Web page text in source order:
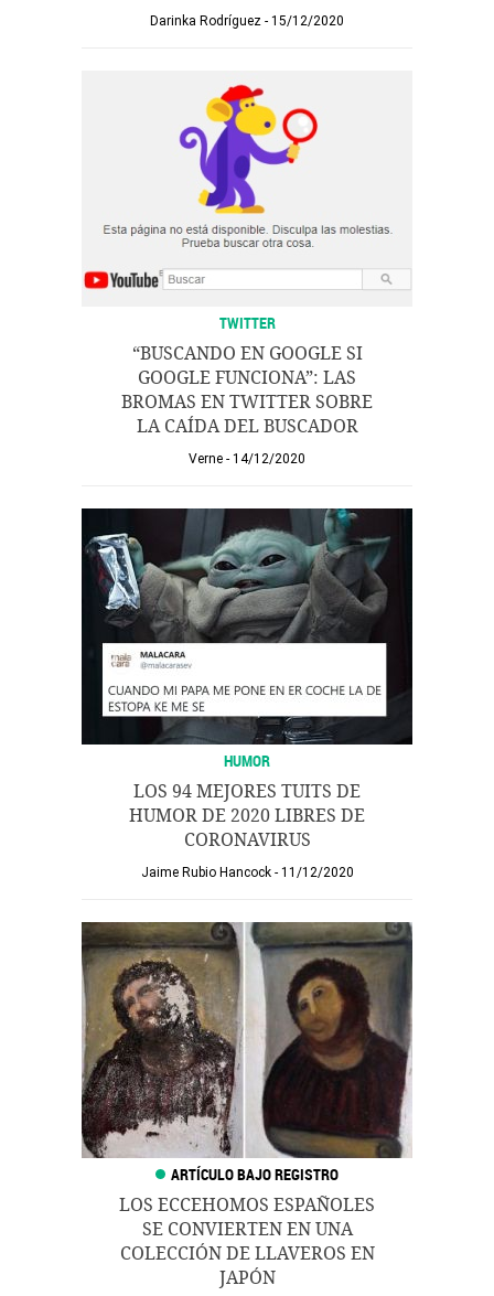
Darinka Rodríguez 15/12/2020
TWITTER
“BUSCANDO EN GOOGLE SI
GOOGLE FUNCIONA”: LAS
BROMAS EN TWITTER SOBRE
LA CAÍDA DEL BUSCADOR
Verne 14/12/2020
HUMOR
LOS 94 MEJORES TUITS DE
HUMOR DE 2020 LIBRES DE
CORONAVIRUS
Jaime Rubio Hancock 11/12/2020
LOS ECCEHOMOS ESPAÑOLES
SE CONVIERTEN EN UNA
COLECCIÓN DE LLAVEROS EN
JAPÓN